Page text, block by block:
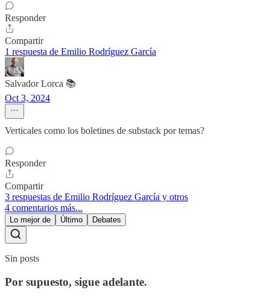
Responder
Compartir
1 respuesta de Emilio Rodríguez García
Salvador Lorca 📚
Oct 3, 2024
Verticales como los boletines de substack por temas?
Responder
Compartir
3 respuestas de Emilio Rodríguez García y otros
4 comentarios más...
Lo mejor de Último Debates
Sin posts
Por supuesto, sigue adelante.